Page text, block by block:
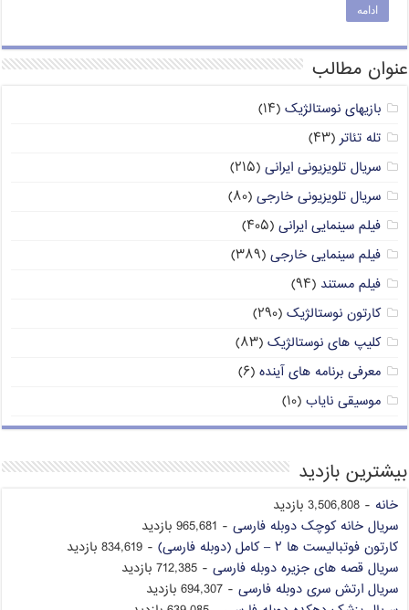
ادامه
عنوان مطالب
بازیهای نوستالژیک (۱۴)
تله تئاتر(۴۳)
سریال تلویزیونی ایرانی (۲۱۵)
سریال تلویزیونی خارجی (۸۰)
فیلم سینمایی ایرانی (۴۰۵)
فیلم سینمایی خارجی (۳۸۹)
فیلم مستند (۹۴)
کارتون نوستالژیک (۲۹۰)
کلیپ های نوستالژیک (۸۳)
معرفی برنامه های آینده (۶)
موسیقی نایاب (۱۰)
بیشترین بازدید
خانه - 3,506,808 بازدید
سریال خانه کوچک دوبله فارسی - 965,681 بازدید
کارتون فوتبالیست ها ۲ – کامل (دوبله فارسی)
- 834,619 بازدید
سریال قصه های جزیره دوبله فارسی - 712,385 بازدید
سریال ارتش سری دوبله فارسی - 694,307 بازدید